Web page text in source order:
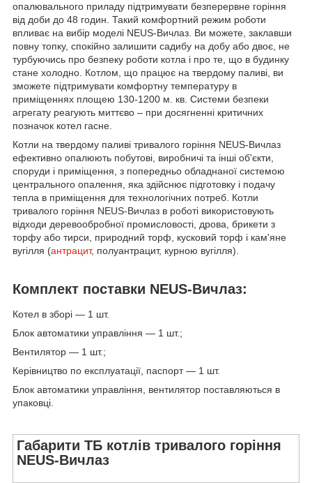
опалювального приладу підтримувати безперервне горіння
від доби до 48 годин. Такий комфортний режим роботи
впливає на вибір моделі NEUS-Вичлаз. Ви можете, заклавши
повну топку, спокійно залишити садибу на добу або двоє, не
турбуючись про безпеку роботи котла і про те, що в будинку
стане холодно. Котлом, що працює на твердому паливі, ви
зможете підтримувати комфортну температуру в
приміщеннях площею 130-1200 м. кв. Системи безпеки
агрегату реагують миттєво – при досягненні критичних
позначок котел гасне.
Котли на твердому паливі тривалого горіння NEUS-Вичлаз
ефективно опалюють побутові, виробничі та інші об'єкти,
споруди і приміщення, з попередньо обладнаної системою
центрального опалення, яка здійснює підготовку і подачу
тепла в приміщення для технологічних потреб. Котли
тривалого горіння NEUS-Вичлаз в роботі використовують
відходи деревообробної промисловості, дрова, брикети з
торфу або тирси, природний торф, кусковий торф і кам'яне
вугілля (антрацит, полуантрацит, курною вугілля).
Комплект поставки NEUS-Вичлаз:
Котел в зборі — 1 шт.
Блок автоматики управління — 1 шт.;
Вентилятор — 1 шт.;
Керівництво по експлуатації, паспорт — 1 шт.
Блок автоматики управління, вентилятор поставляються в
упаковці.
Габарити ТБ котлів тривалого горіння
NEUS-Вичлаз